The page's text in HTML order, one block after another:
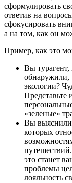
сформулировать
ответив на
сфокусировать
а на том, как он
Пример, как это
Вы
обнаружили,
экологии?
Представьте
«зеленые»
Вы
которых
это станет
проблемы
лояльность